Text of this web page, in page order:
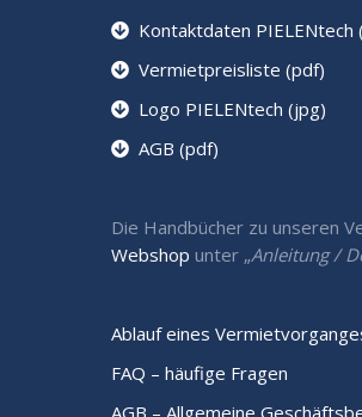
Kontaktdaten PIELENtech
Vermietpreisliste (pdf)
Logo PIELENtech (jpg)
AGB (pdf)
Die Handbücher zu unseren
Webshop unter „Anleitung /
Ablauf eines
FAQ – häufige Fragen
AGB – Allgemeine